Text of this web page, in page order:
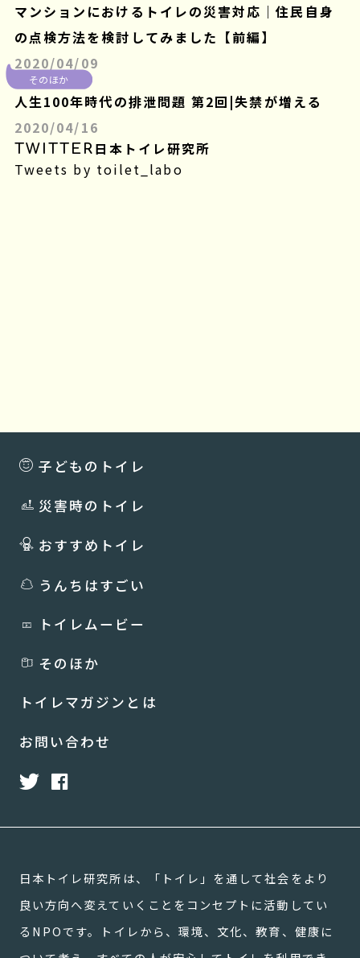
マンションにおけるトイレの災害対応｜住民自身
の点検方法を検討してみました【前編】
2020/04/09
そのほか
人生100年時代の排泄問題 第2回|失禁が増える
2020/04/16
TWITTER 日本トイレ研究所
Tweets by toilet_labo
日本トイレ研究所は、「トイレ」を通して社会をより
良い方向へ変えていくことをコンセプトに活動してい
るNPOです。トイレから、環境、文化、教育、健康に
トイレマガジンとは
お問い合わせ
子どものトイレ
災害時のトイレ
おすすめトイレ
うんちはすごい
トイレムービー
そのほか